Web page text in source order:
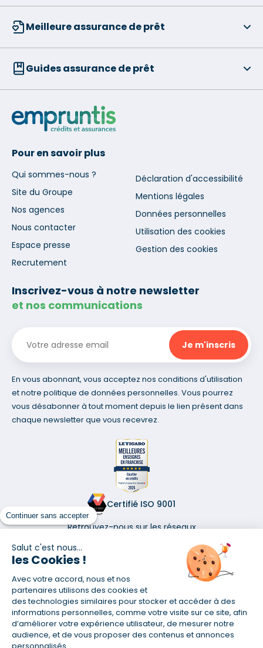
Continuer sans accepter
Salut c'est nous...
les Cookies !
Avec votre accord, nous et nos
partenaires utilisons des cookies et
des technologies similaires pour stocker et accéder à des
informations personnelles, comme votre visite sur ce site, afin
d’améliorer votre expérience utilisateur, de mesurer notre
audience, et de vous proposer des contenus et annonces
personnalisés.
Meilleure assurance de prêt
Guides assurance de prêt
Pour en savoir plus
Qui sommes-nous ?
Site du Groupe
Nos agences
Nous contacter
Espace presse
Recrutement
Déclaration d'accessibilité
Mentions légales
Données personnelles
Utilisation des cookies
Gestion des cookies
Inscrivez-vous à notre newsletter
et nos communications
En vous abonnant, vous acceptez nos conditions d'utilisation
et notre politique de données personnelles. Vous pourrez
vous désabonner à tout moment depuis le lien présent dans
chaque newsletter que vous recevrez.
Certifié ISO 9001
Retrouvez-nous sur les réseaux
(1) Taux fixe national hors assurance et selon votre profil
(2) Économie de 65 % pour l'assurance d'un prêt amortissable de 330
457,23 € à 0,90 % sur 19,5 ans, accordé à un salarié non cadre assuré à
100 % (décès, PTIA, IPP, ITT, IPP) âgé de 36 ans fumeur et une personne
salariée non cadre assurée à 100 % (décès, PTIA, IPP, ITT, IPP) âgée de 35